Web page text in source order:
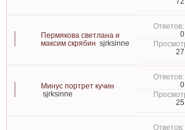
Пермякова светлана и
максим скрябин sjrksinne
0
27
Минус портрет кучин
sjrksinne
0
25